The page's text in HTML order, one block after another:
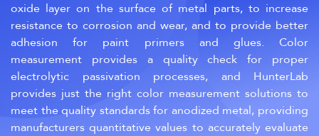
oxide layer on the surface of metal parts, to increase
resistance to corrosion and wear, and to provide better
adhesion for paint primers and glues. Color
measurement provides a quality check for proper
electrolytic passivation processes, and HunterLab
provides just the right color measurement solutions to
meet the quality standards for anodized metal, providing
manufacturers quantitative values to accurately evaluate